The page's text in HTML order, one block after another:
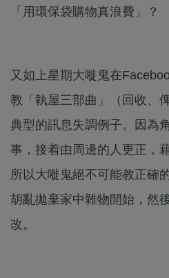
「用環保袋購物真浪費」？
又如上星期大嘥鬼在
教「執屋三部曲」（回收、
典型的訊息失調例子。因為
事，接着由周邊的人更正，
所以大嘥鬼絕不可能教正確
胡亂拋棄家中雜物開始，然
改。